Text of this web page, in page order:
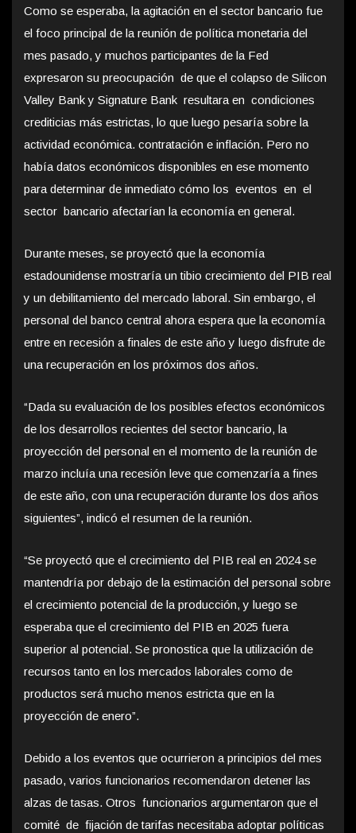
Como se esperaba, la agitación en el sector bancario fue
el foco principal de la reunión de política monetaria del
mes pasado, y muchos participantes de la Fed
expresaron su preocupación de que el colapso de Silicon
Valley Bank y Signature Bank resultara en condiciones
crediticias más estrictas, lo que luego pesaría sobre la
actividad económica. contratación e inflación. Pero no
había datos económicos disponibles en ese momento
para determinar de inmediato cómo los eventos en el
sector bancario afectarían la economía en general.
Durante meses, se proyectó que la economía
estadounidense mostraría un tibio crecimiento del PIB real
y un debilitamiento del mercado laboral. Sin embargo, el
personal del banco central ahora espera que la economía
entre en recesión a finales de este año y luego disfrute de
una recuperación en los próximos dos años.
“Dada su evaluación de los posibles efectos económicos
de los desarrollos recientes del sector bancario, la
proyección del personal en el momento de la reunión de
marzo incluía una recesión leve que comenzaría a fines
de este año, con una recuperación durante los dos años
siguientes”, indicó el resumen de la reunión.
“Se proyectó que el crecimiento del PIB real en 2024 se
mantendría por debajo de la estimación del personal sobre
el crecimiento potencial de la producción, y luego se
esperaba que el crecimiento del PIB en 2025 fuera
superior al potencial. Se pronostica que la utilización de
recursos tanto en los mercados laborales como de
productos será mucho menos estricta que en la
proyección de enero”.
Debido a los eventos que ocurrieron a principios del mes
pasado, varios funcionarios recomendaron detener las
alzas de tasas. Otros funcionarios argumentaron que el
comité de fijación de tarifas necesitaba adoptar políticas